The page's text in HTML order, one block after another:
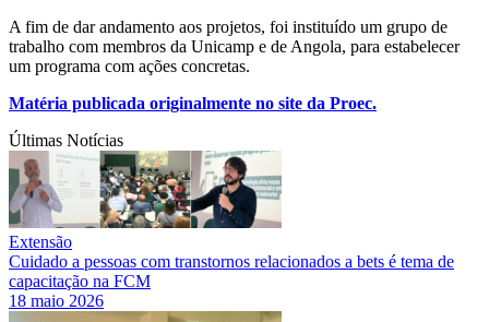
A fim de dar andamento aos projetos, foi instituído um grupo de
trabalho com membros da Unicamp e de Angola, para estabelecer
um programa com ações concretas.
Matéria publicada originalmente no site da Proec.
Últimas Notícias
Extensão
Cuidado a pessoas com transtornos relacionados a bets é tema de
capacitação na FCM
18 maio 2026